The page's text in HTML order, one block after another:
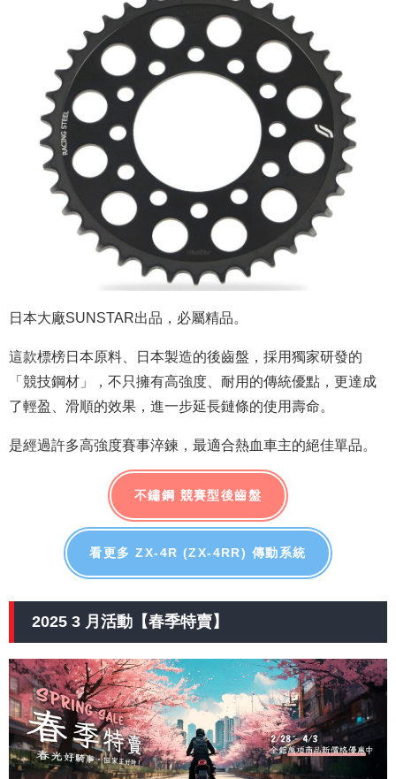
日本大廠SUNSTAR出品，必屬精品。
這款標榜日本原料、日本製造的後齒盤，採用獨家研發的
「競技鋼材」，不只擁有高強度、耐用的傳統優點，更達成
了輕盈、滑順的效果，進一步延長鏈條的使用壽命。
是經過許多高強度賽事淬鍊，最適合熱血車主的絕佳單品。
不鏽鋼 競賽型後齒盤
看更多 ZX-4R (ZX-4RR) 傳動系統
2025 3 月活動【春季特賣】